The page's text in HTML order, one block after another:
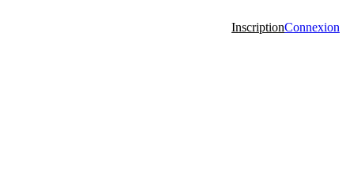
InscriptionConnexion